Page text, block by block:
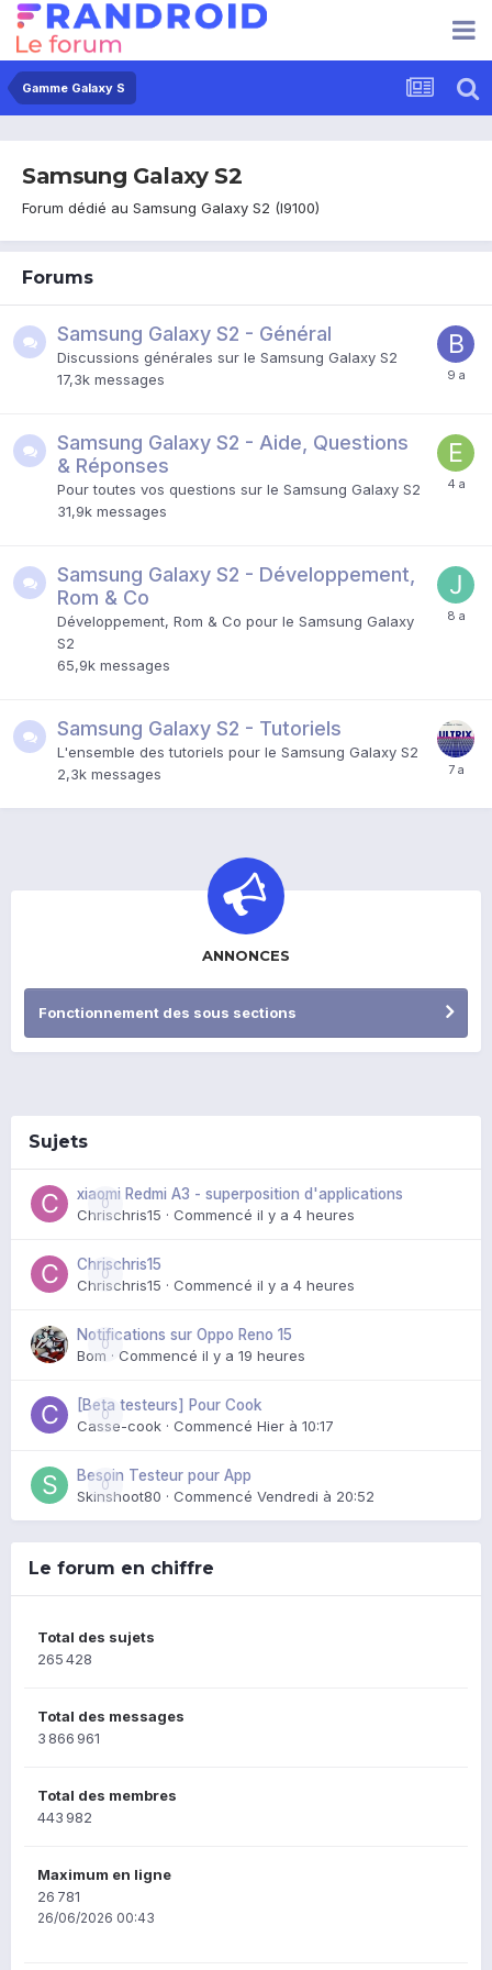
Gamme Galaxy S
Samsung Galaxy S2
Forum dédié au Samsung Galaxy S2 (I9100)
Forums
Samsung Galaxy S2 - Général
Discussions générales sur le Samsung Galaxy S2
17,3k messages
Samsung Galaxy S2 - Aide, Questions
& Réponses
Pour toutes vos questions sur le Samsung Galaxy S2
31,9k messages
Samsung Galaxy S2 - Développement,
Rom & Co
Développement, Rom & Co pour le Samsung Galaxy
S2
65,9k messages
Samsung Galaxy S2 - Tutoriels
L'ensemble des tutoriels pour le Samsung Galaxy S2
2,3k messages
ANNONCES
Fonctionnement des sous sections
Sujets
0
xiaomi Redmi A3 - superposition d'applications
Chrischris15 · Commencé il y a 4 heures
0
Chrischris15
Chrischris15 · Commencé il y a 4 heures
0
Notifications sur Oppo Reno 15
Bom · Commencé il y a 19 heures
0
[Beta testeurs] Pour Cook
Casse-cook · Commencé Hier à 10:17
0
Besoin Testeur pour App
Skinshoot80 · Commencé Vendredi à 20:52
Le forum en chiffre
Total des sujets
265 428
Total des messages
3 866 961
Total des membres
443 982
Maximum en ligne
26 781
26/06/2026 00:43